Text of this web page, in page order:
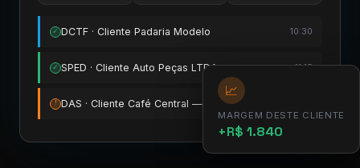
✓ DCTF · Cliente Padaria Modelo 10:30
✓ SPED · Cliente Auto Peças LTDA 11:15
! DAS · Cliente Café Central — vence amanhã
📈
MARGEM DESTE CLIENTE
+R$ 1.840